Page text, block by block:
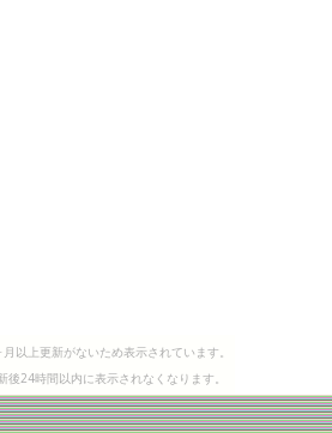
以上更新がないため表示されています。
後24時間以内に表示されなくなります。